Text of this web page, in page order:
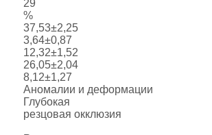
29
%
37,53±2,25
3,64±0,87
12,32±1,52
26,05±2,04
8,12±1,27
Аномалии и деформации
Глубокая
резцовая окклюзия